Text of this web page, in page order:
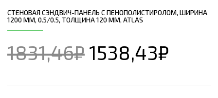
СТЕНОВАЯ СЭНДВИЧ-ПАНЕЛЬ С ПЕНОПОЛИСТИРОЛОМ, ШИРИНА
1200 ММ, 0.5/0.5, ТОЛЩИНА 120 ММ, ATLAS
1831,46₽ 1538,43₽